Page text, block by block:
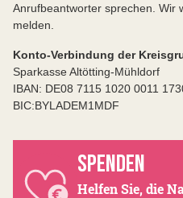
Anrufbeantworter sprechen. Wir
melden.
Konto-Verbindung der
Sparkasse Altötting-Mühldorf
IBAN: DE08 7115 1020 0011
BIC:BYLADEM1MDF
SPENDEN
Helfen Sie, die